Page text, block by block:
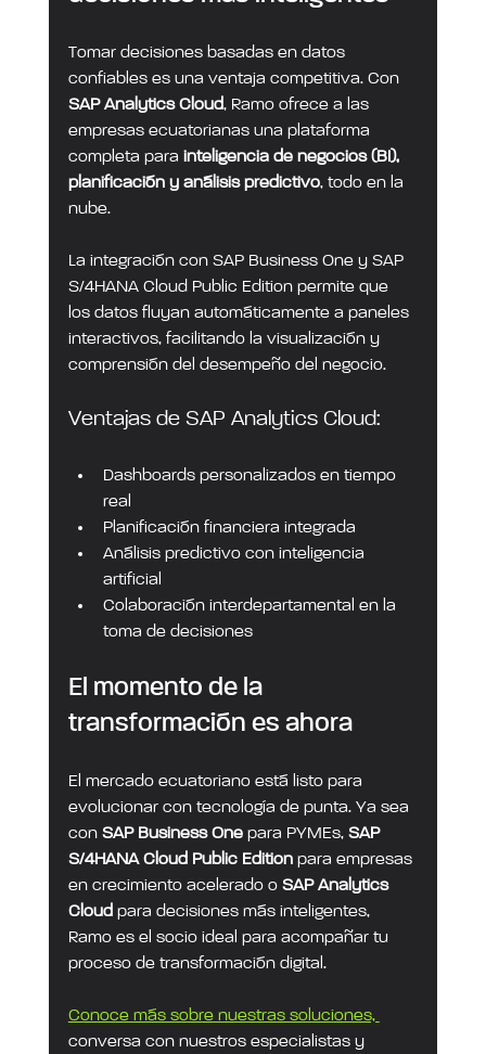
Tomar decisiones basadas en datos
confiables es una ventaja competitiva. Con
SAP Analytics Cloud, Ramo ofrece a las
empresas ecuatorianas una plataforma
completa para inteligencia de negocios (BI),
planificación y análisis predictivo, todo en la
nube.
La integración con SAP Business One y SAP
S/4HANA Cloud Public Edition permite que
los datos fluyan automáticamente a paneles
interactivos, facilitando la visualización y
comprensión del desempeño del negocio.
Ventajas de SAP Analytics Cloud:
Dashboards personalizados en tiempo
real
Planificación financiera integrada
Análisis predictivo con inteligencia
artificial
Colaboración interdepartamental en la
toma de decisiones
El momento de la
transformación es ahora
El mercado ecuatoriano está listo para
evolucionar con tecnología de punta. Ya sea
con SAP Business One para PYMEs, SAP
S/4HANA Cloud Public Edition para empresas
en crecimiento acelerado o SAP Analytics
Cloud para decisiones más inteligentes,
Ramo es el socio ideal para acompañar tu
proceso de transformación digital.
Conoce más sobre nuestras soluciones,
conversa con nuestros especialistas y